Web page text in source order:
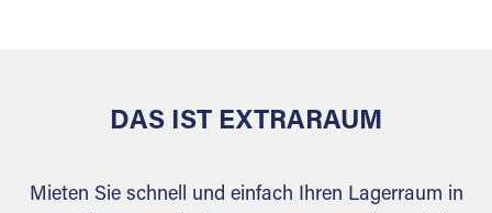
DAS IST EXTRARAUM
Mieten Sie schnell und einfach Ihren Lagerraum in